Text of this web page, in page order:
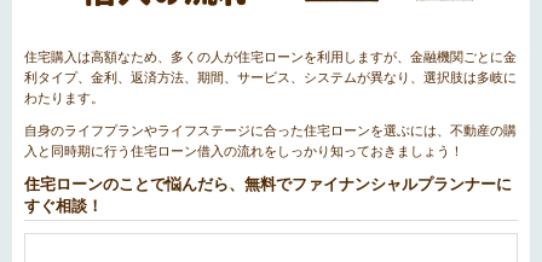
住宅購入は高額なため、多くの人が住宅ローンを利用しますが、金融機関ごとに金
利タイプ、金利、返済方法、期間、サービス、システムが異なり、選択肢は多岐に
わたります。
自身のライフプランやライフステージに合った住宅ローンを選ぶには、不動産の購
入と同時期に行う住宅ローン借入の流れをしっかり知っておきましょう！
住宅ローンのことで悩んだら、無料でファイナンシャルプランナーに
すぐ相談！